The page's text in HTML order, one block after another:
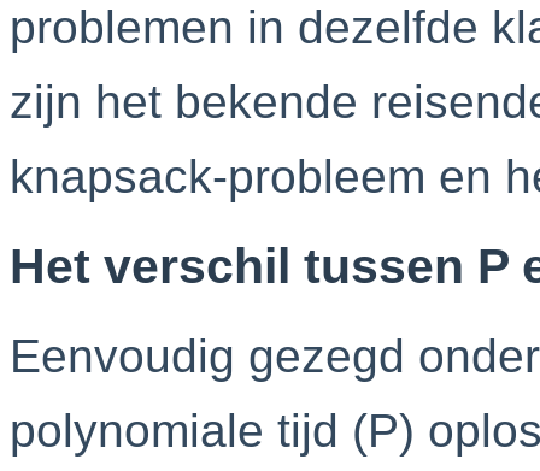
problemen in dezelfde
zijn het bekende
knapsack-probleem en
Het verschil tussen P
Eenvoudig gezegd
polynomiale tijd (P)